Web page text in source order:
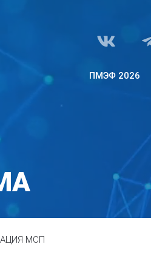
ПМЭФ 2026
О
Партнеры
МСП